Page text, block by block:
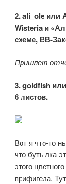
2. ali_ole или
Wisteria и
схеме, ВВ-
Пришлет
3. goldfish
6 листов.
Вот я что-то
что бутылка
этого
прифигела.